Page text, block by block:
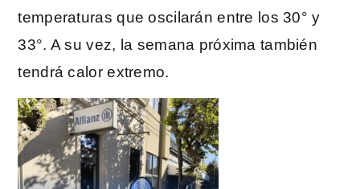
temperaturas que oscilarán entre los 30° y
33°. A su vez, la semana próxima también
tendrá calor extremo.